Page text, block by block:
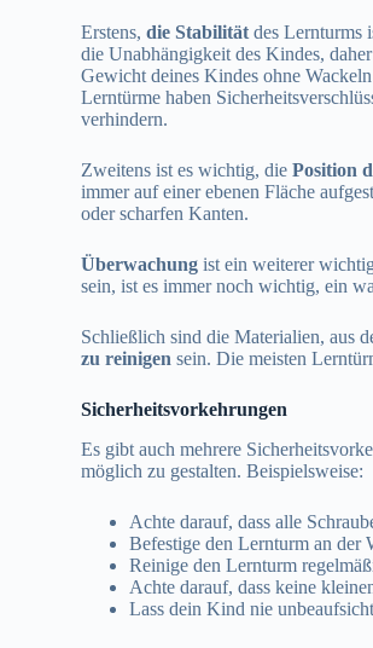
Erstens,die Stabilitätdes Lernturms
die Unabhängigkeit des Kindes,
Gewicht deines Kindes ohne
Lerntürme haben
verhindern.
Zweitens ist es wichtig, diePosition
immer auf einer ebenen Fläche
oder scharfen Kanten.
Überwachung ist ein weiterer
sein, ist es immer noch wichtig, ein
Schließlich sind die Materialien, aus
zu reinigen sein. Die meisten
Sicherheitsvorkehrungen
Es gibt auch mehrere
möglich zu gestalten. Beispielsweise:
Achte darauf, dass alle
Befestige den Lernturm an der
Reinige den Lernturm
Achte darauf, dass keine
Lass dein Kind nie